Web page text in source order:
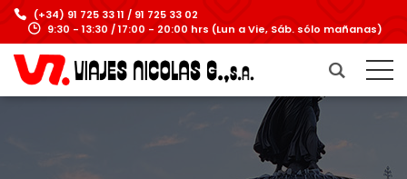
(+34) 91 725 33 11 / 91 725 33 02
9:30 - 13:30 / 17:00 - 20:00 hrs (Lun a Vie, Sáb. sólo mañanas)